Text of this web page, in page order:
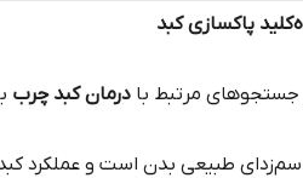
پاکسازی کبد
جستجوهای مرتبط با درمان کبد چرب
سم‌زدای طبیعی بدن است و عملکرد